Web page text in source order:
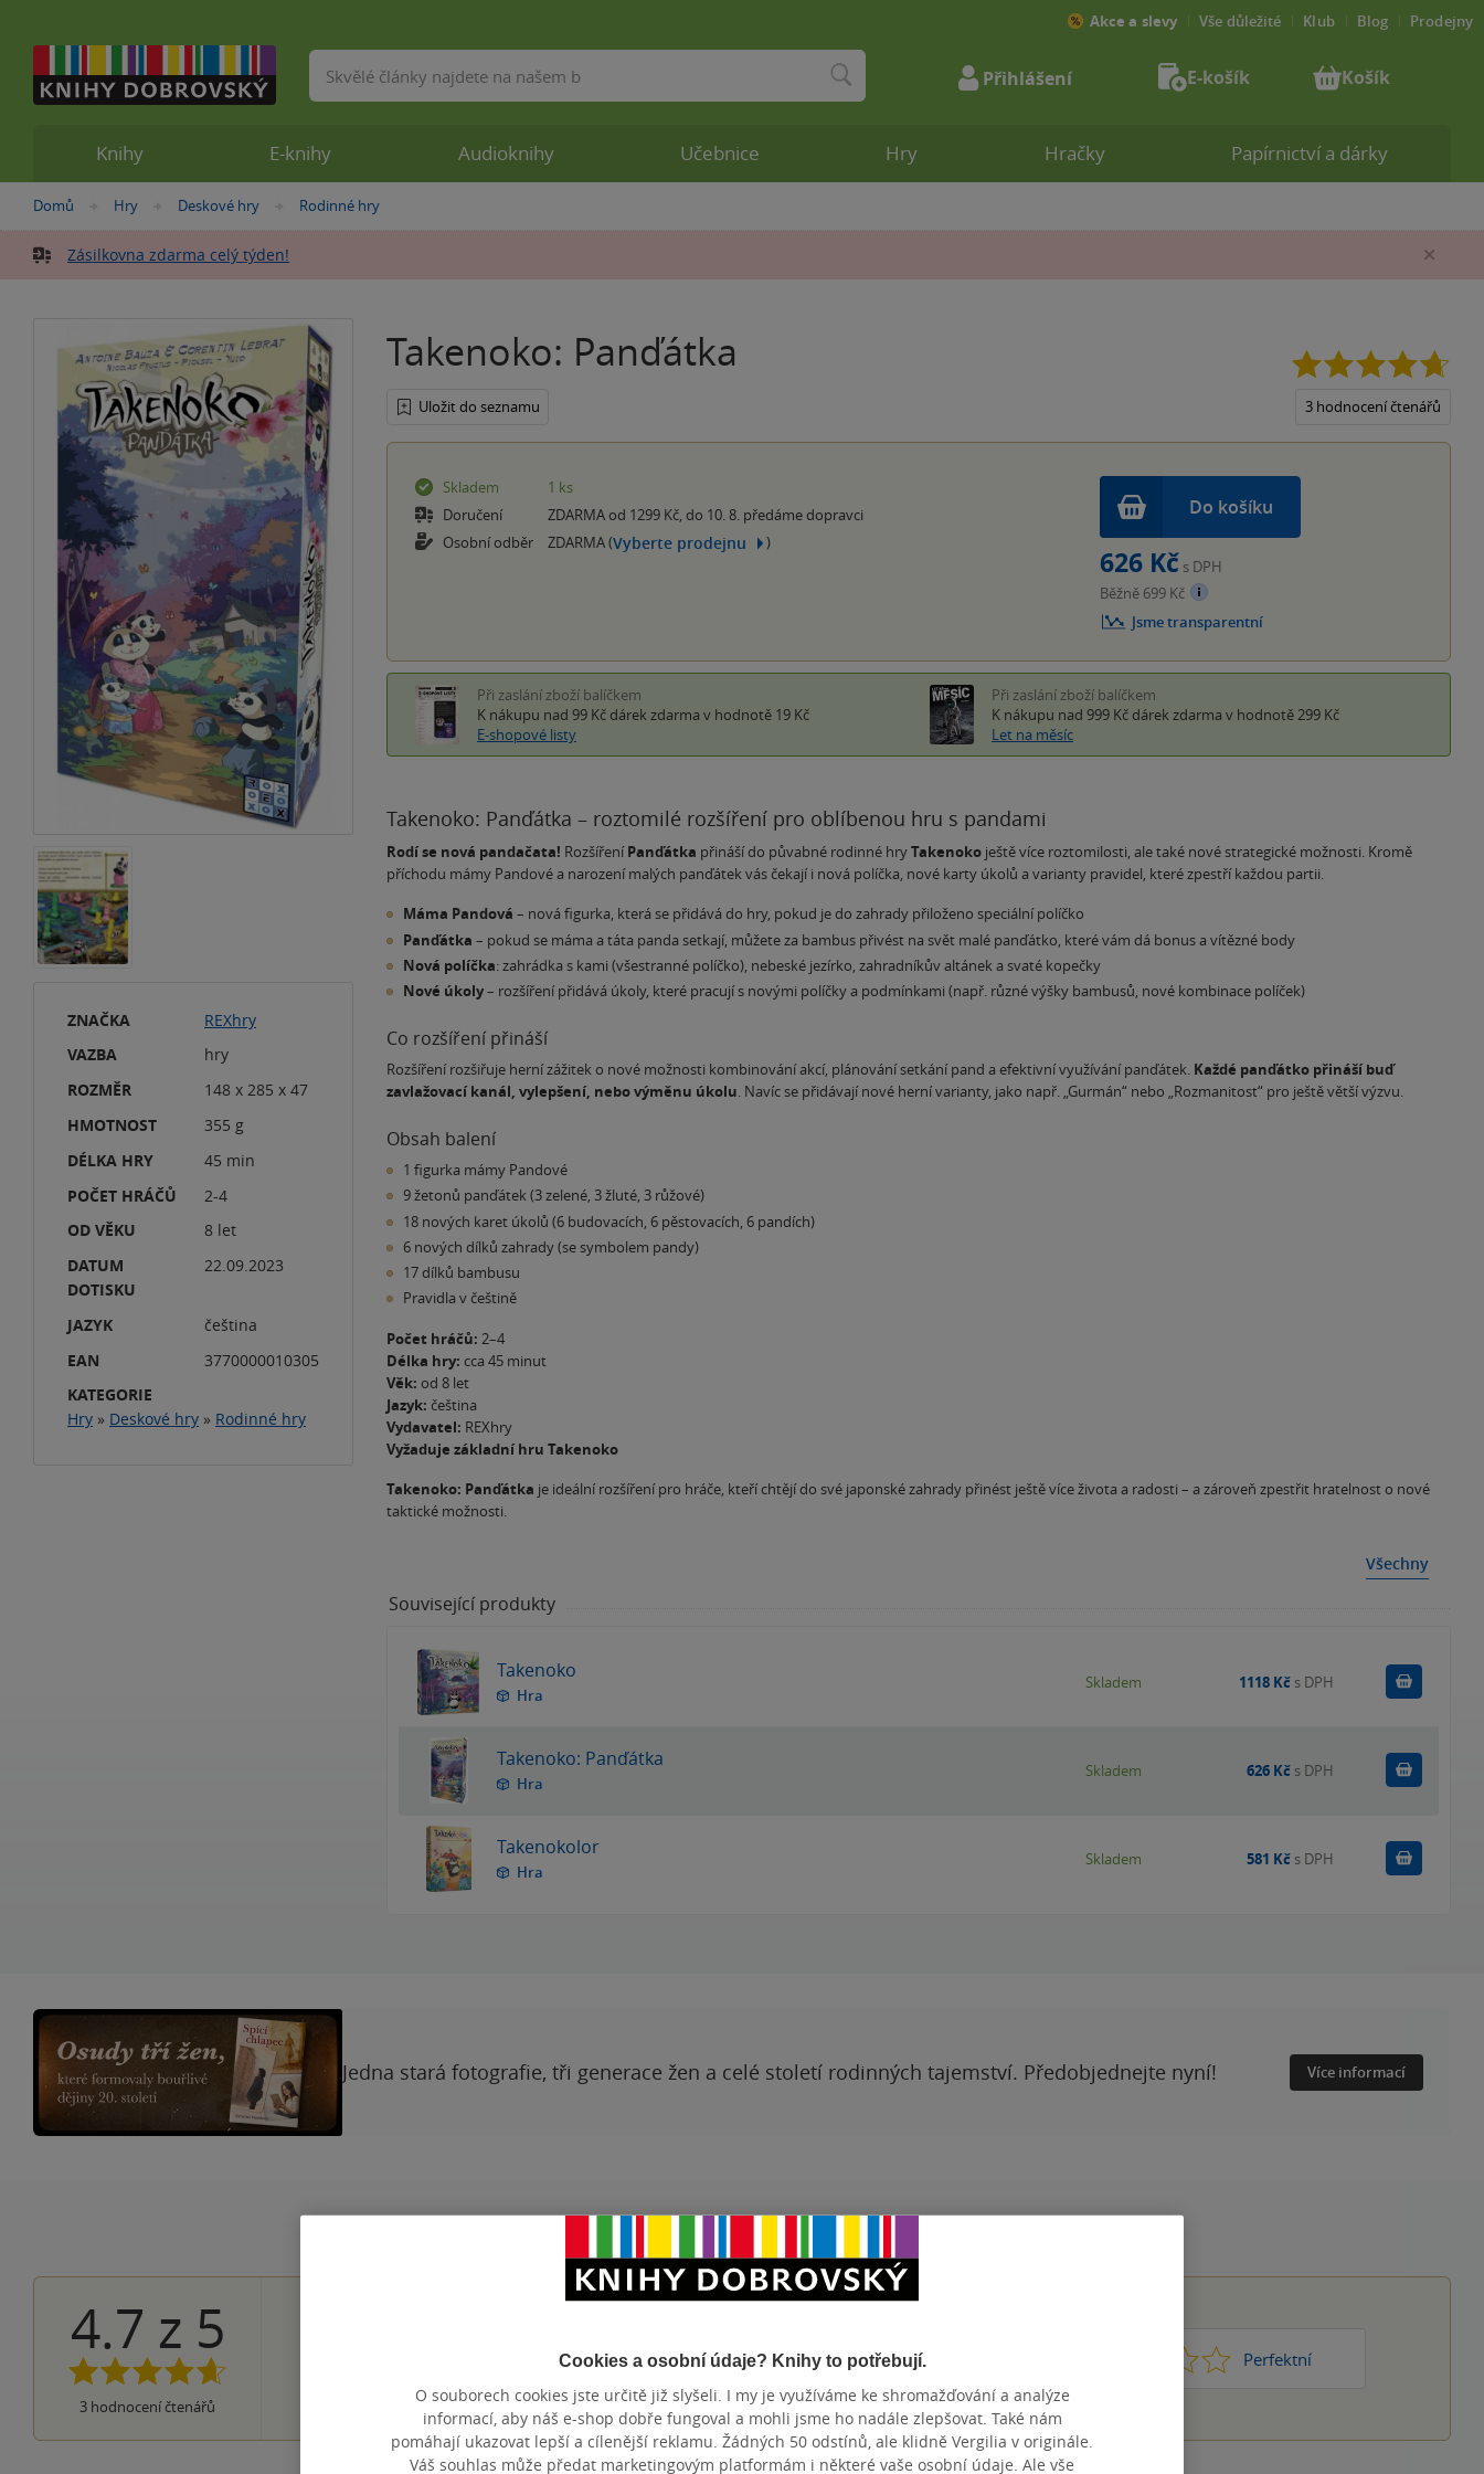
Nacházíte
zde:
Domů »Hry »
Deskové hry »
Rodinné hry
Zásilkovna zdarma celý týden!
ZNAČKA
REXhry
VAZBA
hry
ROZMĚR
148 x 285 x 47
HMOTNOST
355 g
DÉLKA HRY
45 min
POČET HRÁČŮ
2-4
OD VĚKU
8 let
DATUM
DOTISKU
22.09.2023
JAZYK
čeština
EAN
3770000010305
KATEGORIE
Hry » Deskové hry » Rodinné hry
Takenoko: Panďátka
Uložit do seznamu 3 hodnocení čtenářů
Skladem
1 ks
Doručení
ZDARMA od 1299 Kč, do 10. 8. předáme dopravci
Osobní odběr
ZDARMA (Vyberte prodejnu )
Do košíku
626 Kč s DPH
Běžně 699 Kč
Jsme transparentní
Při zaslání zboží balíčkem
K nákupu nad 99 Kč dárek zdarma v hodnotě 19 Kč
E-shopové listy
Při zaslání zboží balíčkem
K nákupu nad 999 Kč dárek zdarma v hodnotě 299 Kč
Let na měsíc
Takenoko: Panďátka – roztomilé rozšíření pro oblíbenou hru s pandami
Rodí se nová pandačata! RozšířeníPanďátka přináší do půvabné rodinné hryTakenoko ještě více roztomilosti, ale také nové strategické možnosti. Kromě
příchodu mámy Pandové a narození malých panďátek vás čekají i nová políčka, nové karty úkolů a varianty pravidel, které zpestří každou partii.
Máma Pandová – nová figurka, která se přidává do hry, pokud je do zahrady přiloženo speciální políčko
Panďátka – pokud se máma a táta panda setkají, můžete za bambus přivést na svět malé panďátko, které vám dá bonus a vítězné body
Nová políčka: zahrádka s kami (všestranné políčko), nebeské jezírko, zahradníkův altánek a svaté kopečky
Nové úkoly– rozšíření přidává úkoly, které pracují s novými políčky a podmínkami (např. různé výšky bambusů, nové kombinace políček)
Co rozšíření přináší
Rozšíření rozšiřuje herní zážitek o nové možnosti kombinování akcí, plánování setkání pand a efektivní využívání panďátek. Každé panďátko přináší buď
zavlažovací kanál, vylepšení, nebo výměnu úkolu. Navíc se přidávají nové herní varianty, jako např. „Gurmán“ nebo „Rozmanitost“ pro ještě větší výzvu.
Obsah balení
1 figurka mámy Pandové
9 žetonů panďátek (3 zelené, 3 žluté, 3 růžové)
18 nových karet úkolů (6 budovacích, 6 pěstovacích, 6 pandích)
6 nových dílků zahrady (se symbolem pandy)
17 dílků bambusu
Pravidla v češtině
Počet hráčů: 2–4
Délka hry: cca 45 minut
Věk: od 8 let
Jazyk: čeština
Vydavatel: REXhry
Vyžaduje základní hru Takenoko
Takenoko: Panďátka je ideální rozšíření pro hráče, kteří chtějí do své japonské zahrady přinést ještě více života a radosti – a zároveň zpestřit hratelnost o nové
taktické možnosti.
Všechny
Související produkty
Takenoko
Hra
Skladem 1118 Kč s DPH
Takenoko: Panďátka
Hra
Skladem 626 Kč s DPH
Takenokolor
Hra
Skladem 581 Kč s DPH
Jedna stará fotografie, tři generace žen a celé století rodinných tajemství. Předobjednejte nyní! Více informací
4.7 z 5
3 hodnocení čtenářů 1 hvezdička
Hodnocení našich knihkupců: 0.0 z 5 Perfektní
Knihy E-knihy Audioknihy Učebnice Hry Hračky Papírnictví a dárky
Akce a slevy Vše důležité Klub Blog Prodejny
Vyhledávání Přihlášení E-košík Košík
Cookies a osobní údaje? Knihy to potřebují.
O souborech cookies jste určitě již slyšeli. I my je využíváme ke shromažďování a analýze
informací, aby náš e-shop dobře fungoval a mohli jsme ho nadále zlepšovat. Také nám
pomáhají ukazovat lepší a cílenější reklamu. Žádných 50 odstínů, ale klidně Vergilia v originále.
Váš souhlas může předat marketingovým platformám i některé vaše osobní údaje. Ale vše